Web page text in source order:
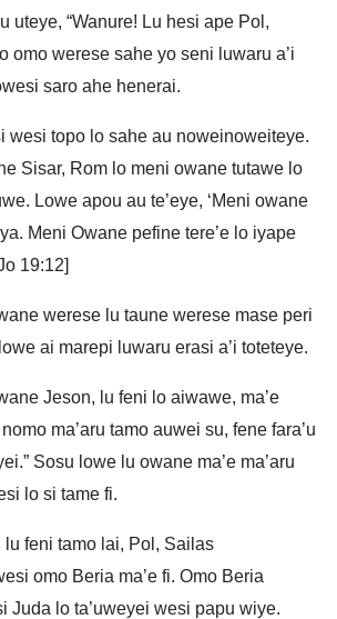
uteye, “Wanure! Lu hesi ape Pol,
omo werese sahe yo seni luwaru a’i
saro ahe henerai.
wesi topo lo sahe au noweinoweiteye.
Sisar, Rom lo meni owane tutawe lo
Lowe apou au te’eye, ‘Meni owane
Meni Owane pefine tere’e lo iyape
19:12]
werese lu taune werese mase peri
ai marepi luwaru erasi a’i toteteye.
Jeson, lu feni lo aiwawe, ma’e
ma’aru tamo auwei su, fene fara’u
Sosu lowe lu owane ma’e ma’aru
lo si tame fi.
lu feni tamo lai, Pol, Sailas
omo Beria ma’e fi. Omo Beria
Juda lo ta’uweyei wesi papu wiye.